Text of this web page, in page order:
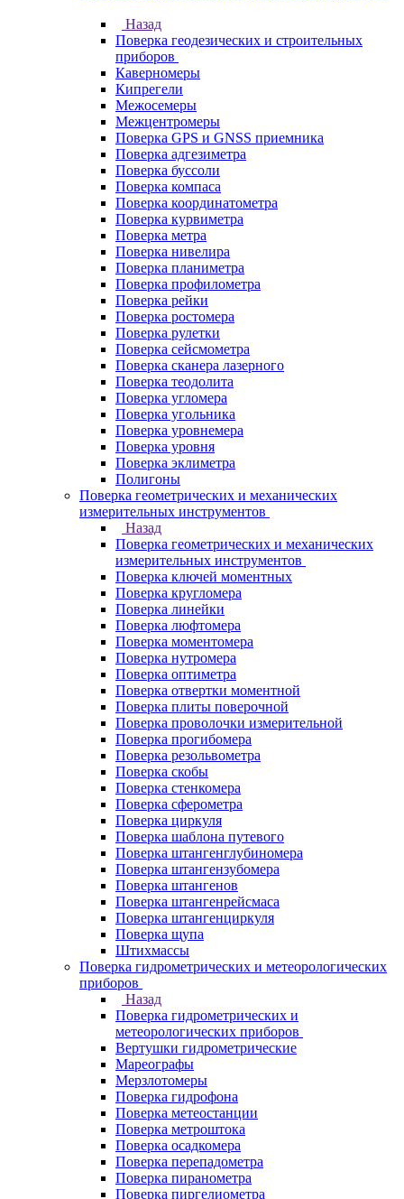
Назад
Поверка геодезических и строительных
приборов
Каверномеры
Кипрегели
Межосемеры
Межцентромеры
Поверка GPS и GNSS приемника
Поверка адгезиметра
Поверка буссоли
Поверка компаса
Поверка координатометра
Поверка курвиметра
Поверка метра
Поверка нивелира
Поверка планиметра
Поверка профилометра
Поверка рейки
Поверка ростомера
Поверка рулетки
Поверка сейсмометра
Поверка сканера лазерного
Поверка теодолита
Поверка угломера
Поверка угольника
Поверка уровнемера
Поверка уровня
Поверка эклиметра
Полигоны
Поверка геометрических и механических
измерительных инструментов
Назад
Поверка геометрических и механических
измерительных инструментов
Поверка ключей моментных
Поверка кругломера
Поверка линейки
Поверка люфтомера
Поверка моментомера
Поверка нутромера
Поверка оптиметра
Поверка отвертки моментной
Поверка плиты поверочной
Поверка проволочки измерительной
Поверка прогибомера
Поверка резольвометра
Поверка скобы
Поверка стенкомера
Поверка сферометра
Поверка циркуля
Поверка шаблона путевого
Поверка штангенглубиномера
Поверка штангензубомера
Поверка штангенов
Поверка штангенрейсмаса
Поверка штангенциркуля
Поверка щупа
Штихмассы
Поверка гидрометрических и метеорологических
приборов
Назад
Поверка гидрометрических и
метеорологических приборов
Вертушки гидрометрические
Мареографы
Мерзлотомеры
Поверка гидрофона
Поверка метеостанции
Поверка метроштока
Поверка осадкомера
Поверка перепадометра
Поверка пиранометра
Поверка пиргелиометра